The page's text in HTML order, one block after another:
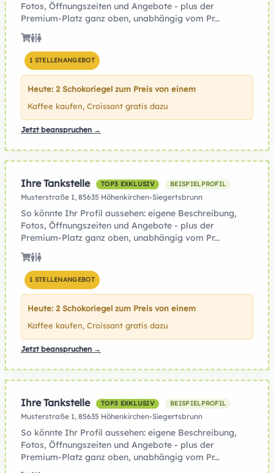
Fotos, Öffnungszeiten und Angebote - plus der
Premium-Platz ganz oben, unabhängig vom Pr...
1 STELLENANGEBOT
Heute: 2 Schokoriegel zum Preis von einem
Kaffee kaufen, Croissant gratis dazu
Jetzt beanspruchen →
Ihre Tankstelle TOP3 EXKLUSIV BEISPIELPROFIL
Musterstraße 1, 85635 Höhenkirchen-Siegertsbrunn
So könnte Ihr Profil aussehen: eigene Beschreibung,
Fotos, Öffnungszeiten und Angebote - plus der
Premium-Platz ganz oben, unabhängig vom Pr...
1 STELLENANGEBOT
Heute: 2 Schokoriegel zum Preis von einem
Kaffee kaufen, Croissant gratis dazu
Jetzt beanspruchen →
Ihre Tankstelle TOP3 EXKLUSIV BEISPIELPROFIL
Musterstraße 1, 85635 Höhenkirchen-Siegertsbrunn
So könnte Ihr Profil aussehen: eigene Beschreibung,
Fotos, Öffnungszeiten und Angebote - plus der
Premium-Platz ganz oben, unabhängig vom Pr...